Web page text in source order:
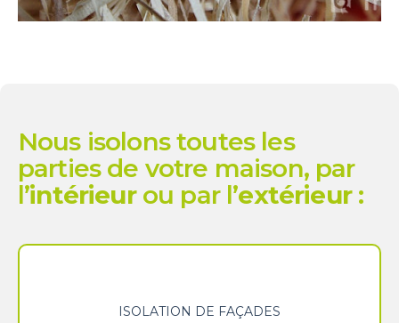
Nous isolons toutes les
parties de votre maison, par
l’intérieurou par l’extérieur:
Isolation de façades